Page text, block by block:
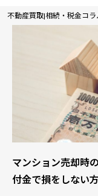
えたいけど頭金って
そんなお悩みを抱え
勤や子供の成長・理
住み替えるにはさま
替えで気になるのは
ンションの資金など
不動産買取|相続・税金コラ
マンション売却時
付金で損をしない